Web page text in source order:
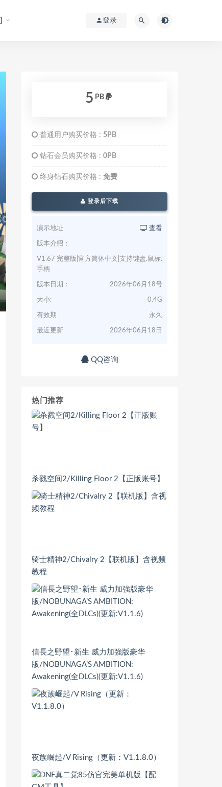
登录
5 PB
普通用户购买价格 : 5PB
钻石会员购买价格 : 0PB
终身钻石购买价格 : 免费
登录后下载
演示地址 查看
版本介绍：
V1.67 完整版|官方简体中文|支持键盘.鼠标.
手柄
版本日期： 2026年06月18号
大小: 0.4G
有效期 永久
最近更新 2026年06月18日
QQ咨询
热门推荐
杀戮空间2/Killing Floor 2【正版账号】
骑士精神2/Chivalry 2【联机版】含视频
教程
信長之野望･新生 威力加強版豪华
版/NOBUNAGA’S AMBITION:
Awakening(全DLCs)(更新:V1.1.6)
夜族崛起/V Rising（更新：V1.1.8.0）